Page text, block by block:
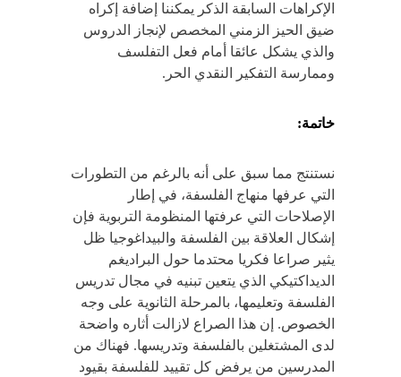
الإكراهات السابقة الذكر يمكننا إضافة إكراه
ضيق الحيز الزمني المخصص لإنجاز الدروس
والذي يشكل عائقا أمام فعل التفلسف
وممارسة التفكير النقدي الحر.
خاتمة:
نستنتج مما سبق على أنه بالرغم من التطورات
التي عرفها منهاج الفلسفة، في إطار
الإصلاحات التي عرفتها المنظومة التربوية فإن
إشكال العلاقة بين الفلسفة والبيداغوجيا ظل
يثير صراعا فكريا محتدما حول البراديغم
الديداكتيكي الذي يتعين تبنيه في مجال تدريس
الفلسفة وتعليمها، بالمرحلة الثانوية على وجه
الخصوص. إن هذا الصراع لازالت أثاره واضحة
لدى المشتغلين بالفلسفة وتدريسها. فهناك من
المدرسين من يرفض كل تقييد للفلسفة بقيود